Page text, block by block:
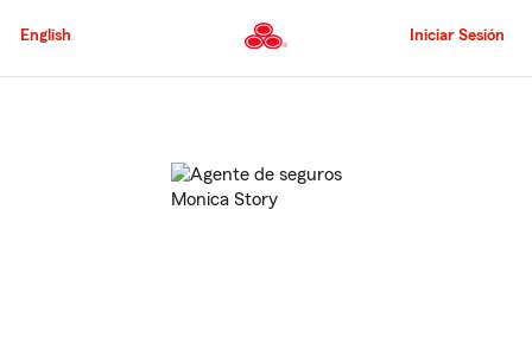
al
principal
English Iniciar Sesión